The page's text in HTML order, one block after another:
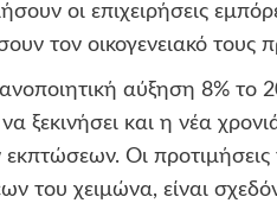
οι επιχειρήσεις
τον οικογενειακό τους
αύξηση 8% το
ξεκινήσει και η νέα
εκπτώσεων. Οι
του χειμώνα, είναι